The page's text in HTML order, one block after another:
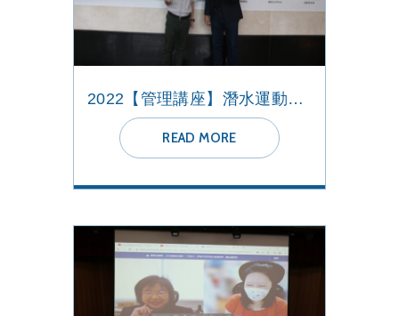
2022【管理講座】潛水運動發展與海洋環境永續保護
READ MORE